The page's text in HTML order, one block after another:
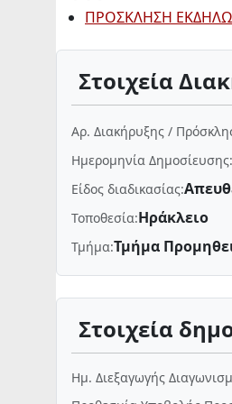
ΠΡΟΣΚΛΗΣΗ
Στοιχεία
Αρ. Διακήρυξης /
Ημερομηνία Δημοσίευσης:
Είδος διαδικασίας:
Τοποθεσία:Ηράκλειο
Τμήμα:Τμήμα
Στοιχεία
Ημ. Διεξαγωγής